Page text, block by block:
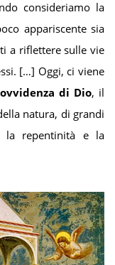
consideriamo la
appariscente sia
a riflettere sulle vie
[…] Oggi, ci viene
di Dio, il
natura, di grandi
la repentinità e la